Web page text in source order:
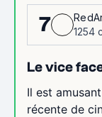
7
1254
Le vice
Il est
récente de